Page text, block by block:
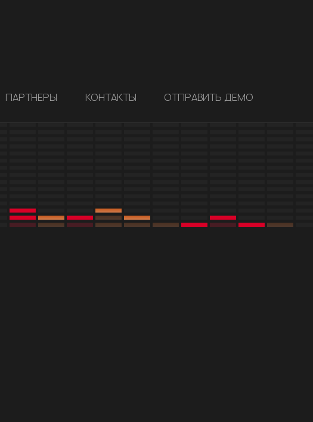
ПАРТНЕРЫ КОНТАКТЫ
ОТПРАВИТЬ ДЕМО